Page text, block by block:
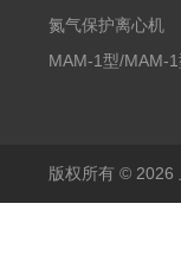
冰点渗透压仪
氮气保护离心机
MAM-1型/MAM-
版权所有 © 2026